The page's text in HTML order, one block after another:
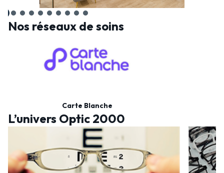
Nos réseaux de soins
Carte Blanche
L’univers Optic 2000